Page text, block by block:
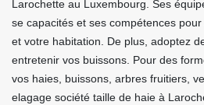
Larochette au Luxembourg. Ses
se capacités et ses compétences
et votre habitation. De plus, adoptez
entretenir vos buissons. Pour des
vos haies, buissons, arbres fruitiers,
elagage société taille de haie à